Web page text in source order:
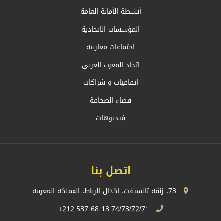
أنشطة الأمانة العامة
المؤسسات الاتحادية
اجتماعات مغاربية
اتحاد المغرب العربي
اتفاقيات و شراكات
فضاء الصحافة
فيديوهات
اتصل بنا